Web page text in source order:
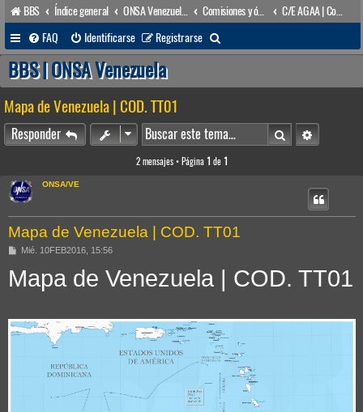
BBS Índice general ONSA Venezuela (acceso público) Comisiones y órganos Asesores internos
C/E AGAA | Com(e). para Asuntos Geográficos de Ámbito Acuático
FAQ
Identificarse Registrarse
u
a
r
BBS | ONSA Venezuela
Mapa de Venezuela | COD. TT01
Responder BuscarBúsqueda
2 mensajes • Página 1 de 1
ONSA/VE
Mapa de Venezuela | COD. TT01
M
n
s
Mié. 10FEB2016, 15:56
Mapa de Venezuela | COD. TT01